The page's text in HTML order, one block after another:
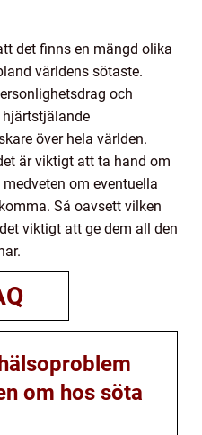
det finns en mängd olika
världens sötaste.
och
över hela världen.
är viktigt att ta hand om
om eventuella
Så oavsett vilken
viktigt att ge dem all den
om hos söta